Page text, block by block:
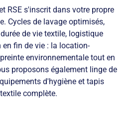
RSE s'inscrit dans votre propre
Cycles de lavage optimisés,
de vie textile, logistique
fin de vie : la location-
environnementale tout en
proposons également linge de
d'hygiène et tapis
complète.